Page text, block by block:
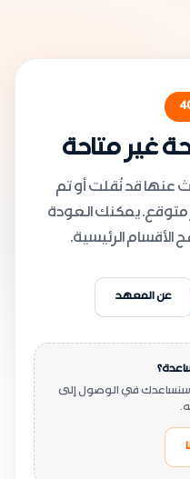
غير متاحة
عنها قد نُقلت أو تم
متوقع. يمكنك العودة
الأقسام الرئيسية.
عن المعهد
في الوصول إلى